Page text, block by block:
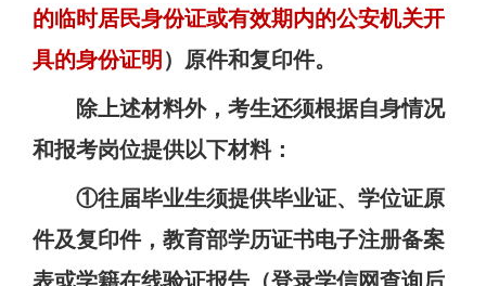
的临时居民身份证或有效期内的公安机关开
具的身份证明 ）原件和复印件。
除上述材料外，考生还须根据自身情况
和报考岗位提供以下材料：
①往届毕业生须提供毕业证、学位证原
件及复印件，教育部学历证书电子注册备案
表或学籍在线验证报告（登录学信网查询后